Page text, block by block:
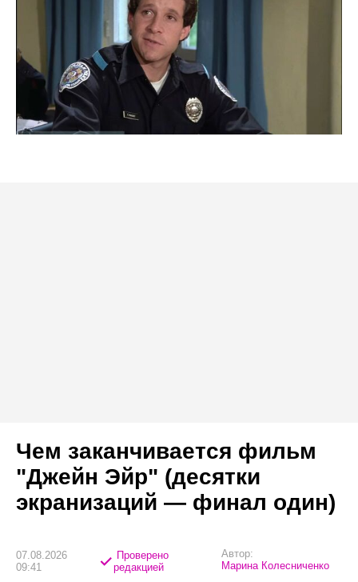
Чем заканчивается фильм
"Джейн Эйр" (десятки
экранизаций — финал один)
07.08.2026
09:41
Проверено
редакцией
Автор:
Марина Колесниченко